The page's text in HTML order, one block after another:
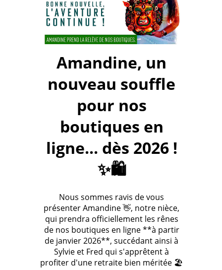
Amandine, un
nouveau souffle
pour nos
boutiques en
ligne... dès 2026 !
✨🛍️
Nous sommes ravis de vous
présenter Amandine 👋, notre nièce,
qui prendra officiellement les rênes
de nos boutiques en ligne **à partir
de janvier 2026**, succédant ainsi à
Sylvie et Fred qui s'apprêtent à
profiter d'une retraite bien méritée 🏖️